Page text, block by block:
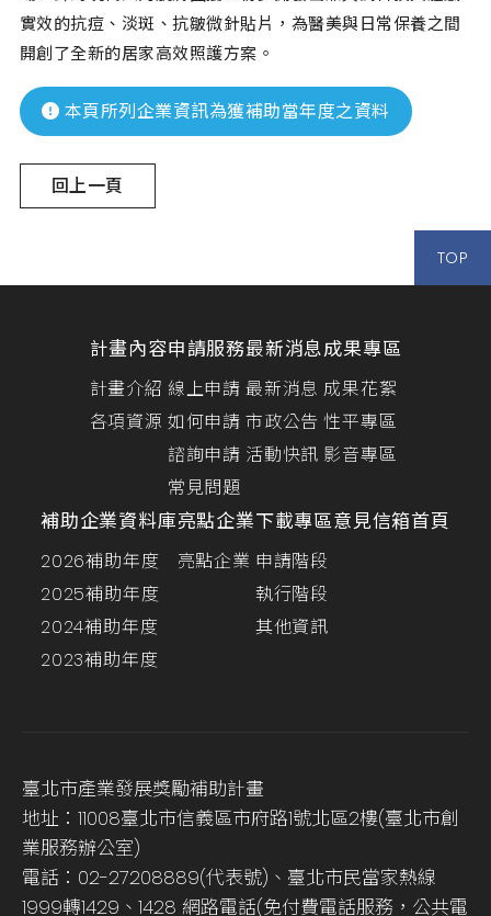
實效的抗痘、淡斑、抗皺微針貼片，為醫美與日常保養之間
開創了全新的居家高效照護方案。
本頁所列企業資訊為獲補助當年度之資料
回上一頁
TOP
計畫內容
計畫介紹
各項資源
申請服務
線上申請
如何申請
諮詢申請
常見問題
最新消息
最新消息
市政公告
活動快訊
成果專區
成果花絮
性平專區
影音專區
補助企業資料庫
2026補助年度
2025補助年度
2024補助年度
2023補助年度
亮點企業
亮點企業
下載專區
申請階段
執行階段
其他資訊
意見信箱首頁
臺北市產業發展獎勵補助計畫
地址：11008臺北市信義區市府路1號北區2樓(臺北市創
業服務辦公室)
電話：02-27208889(代表號)、臺北市民當家熱線
1999轉1429、1428 網路電話(免付費電話服務，公共電